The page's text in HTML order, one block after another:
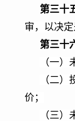
第三十
审，以决
第三十
（一
（二
价；
（三